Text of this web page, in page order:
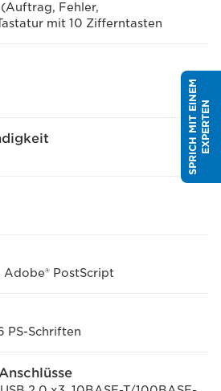
(Auftrag, Fehler,
mit 10 Zifferntasten
Adobe® PostScript
PS-Schriften
S
P
R
I
C
H
M
I
T
E
I
N
E
M
E
X
P
E
R
T
EN